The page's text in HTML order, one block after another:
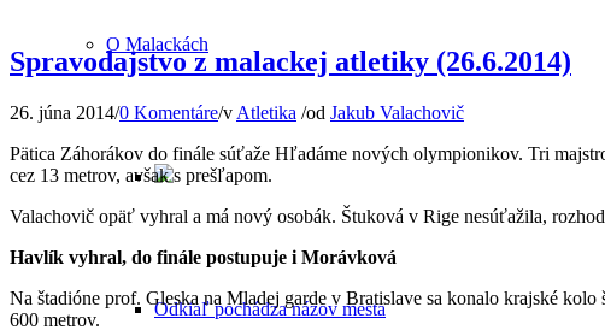
O Malackách
Odkiaľ pochádza názov mesta
Spravodajstvo z malackej atletiky (26.6.2014)
26. júna 2014/0 Komentáre/v Atletika /od Jakub Valachovič
Pätica Záhorákov do finále súťaže Hľadáme nových olympionikov. Tri
cez 13 metrov, avšak s prešľapom.
Valachovič opäť vyhral a má nový osobák. Štuková v Rige nesúťažila,
Havlík vyhral, do finále postupuje i Morávková
Na štadióne prof. Gleska na Mladej garde v Bratislave sa konalo krajské
600 metrov.